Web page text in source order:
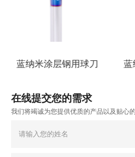
蓝纳米涂层钢用球刀 蓝
在线提交您的需求
我们将竭诚为您提供优质的产品以及贴心